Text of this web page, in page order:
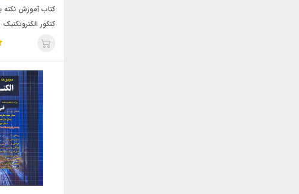
کتاب آموزش نکته
کنکور